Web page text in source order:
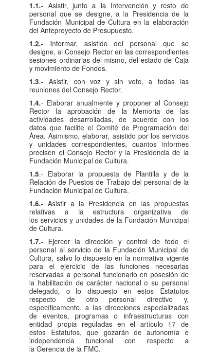
1.1.- Asistir, junto a la Intervención y resto de
personal que se designe, a la Presidencia de la
Fundación Municipal de Cultura en la elaboración
del Anteproyecto de Presupuesto.
1.2.- Informar, asistido del personal que se
designe, al Consejo Rector en las correspondientes
sesiones ordinarias del mismo, del estado de Caja
y movimiento de Fondos.
1.3.- Asistir, con voz y sin voto, a todas las
reuniones del Consejo Rector.
1.4.- Elaborar anualmente y proponer al Consejo
Rector la aprobación de la Memoria de las
actividades desarrolladas, de acuerdo con los
datos que facilite el Comité de Programación del
Área. Asimismo, elaborar, asistido por los servicios
y unidades correspondientes, cuantos informes
precisen el Consejo Rector y la Presidencia de la
Fundación Municipal de Cultura.
1.5.- Elaborar la propuesta de Plantilla y de la
Relación de Puestos de Trabajo del personal de la
Fundación Municipal de Cultura.
1.6.- Asistir a la Presidencia en las propuestas
relativas a la estructura organizativa de
los servicios y unidades de la Fundación Municipal
de Cultura.
1.7.- Ejercer la dirección y control de todo el
personal al servicio de la Fundación Municipal de
Cultura, salvo lo dispuesto en la normativa vigente
para el ejercicio de las funciones necesarias
reservadas a personal funcionario en posesión de
la habilitación de carácter nacional o su personal
delegado, o lo dispuesto en estos Estatutos
respecto de otro personal directivo y,
específicamente, a las direcciones especializadas
de eventos, programas o infraestructuras con
entidad propia reguladas en el artículo 17 de
estos Estatutos, que gozarán de autonomía e
independencia funcional con respecto a
la Gerencia de la FMC.